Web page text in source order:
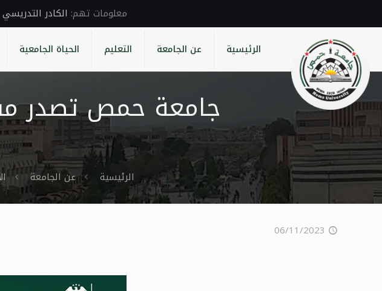
الكادر التدريسي
الرئيسية عن الجامعة التعليم الحياة الجامعية
جامعة حمص تصدر
الرئيسية عن الجامعة
06/11/2023